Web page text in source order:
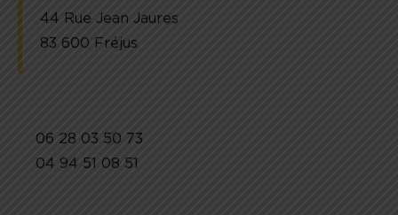
44 Rue Jean Jaures
83 600 Fréjus
06 28 03 50 73
04 94 51 08 51